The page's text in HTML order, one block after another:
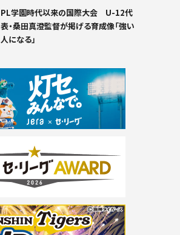
PL学園時代以来の国際大会 U-12代
表・桑田真澄監督が掲げる育成像「強い
人になる」